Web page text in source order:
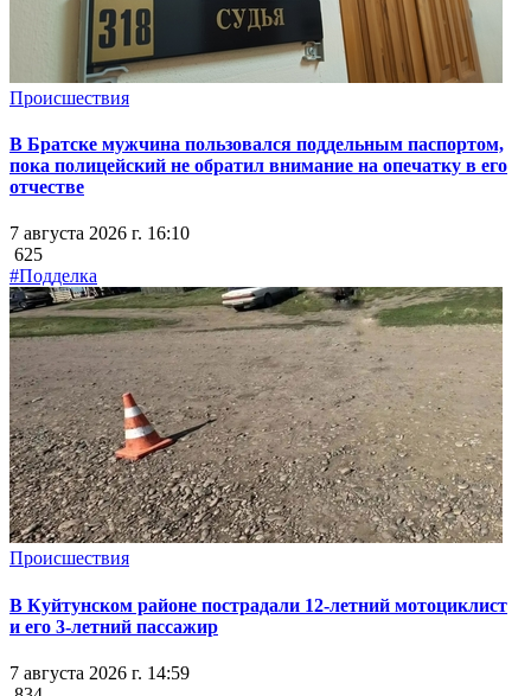
Происшествия
В Братске мужчина пользовался поддельным паспортом,
пока полицейский не обратил внимание на опечатку в его
отчестве
7 августа 2026 г. 16:10
625
#Подделка
Происшествия
В Куйтунском районе пострадали 12-летний мотоциклист
и его 3-летний пассажир
7 августа 2026 г. 14:59